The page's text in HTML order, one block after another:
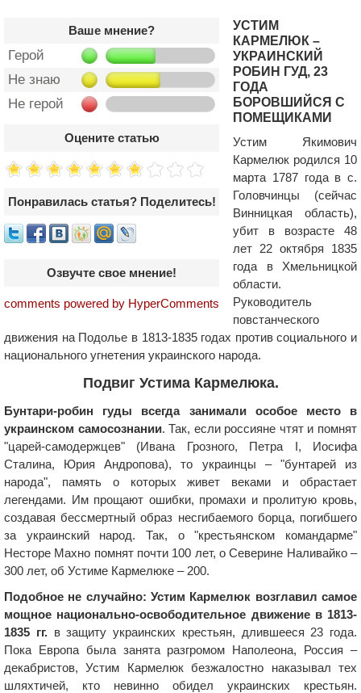
Ваше мнение?
Герой
Не знаю
Не герой
Оцените статью
Понравилась статья? Поделитесь!
Озвучте свое мнение!
comments powered by HyperComments
УСТИМ
КАРМЕЛЮК –
УКРАИНСКИЙ
РОБИН ГУД, 23
ГОДА
БОРОВШИЙСЯ С
ПОМЕЩИКАМИ
Устим Якимович
Кармелюк родился 10
марта 1787 года в с.
Головчинцы (сейчас
Винницкая область),
убит в возрасте 48
лет 22 октября 1835
года в Хмельницкой
области.
Руководитель
повстанческого
движения на Подолье в 1813-1835 годах против социального и
национального угнетения украинского народа.
Подвиг Устима Кармелюка.
Бунтари-робин гуды всегда занимали особое место в
украинском самосознании. Так, если россияне чтят и помнят
"царей-самодержцев" (Ивана Грозного, Петра I, Иосифа
Сталина, Юрия Андропова), то украинцы – "бунтарей из
народа", память о которых живет веками и обрастает
легендами. Им прощают ошибки, промахи и пролитую кровь,
создавая бессмертный образ несгибаемого борца, погибшего
за украинский народ. Так, о "крестьянском командарме"
Несторе Махно помнят почти 100 лет, о Северине Наливайко –
300 лет, об Устиме Кармелюке – 200.
Подобное не случайно: Устим Кармелюк возглавил самое
мощное национально-освободительное движение в 1813-
1835 гг.в защиту украинских крестьян, длившееся 23 года.
Пока Европа была занята разгромом Наполеона, Россия –
декабристов, Устим Кармелюк безжалостно наказывал тех
шляхтичей, кто невинно обидел украинских крестьян.